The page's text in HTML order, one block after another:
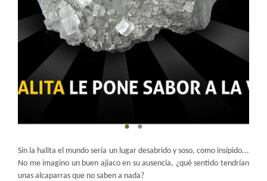
​Sin la halita el mundo sería un lugar desabrido y soso, como insípido...
No me imagino un buen ajiaco en su ausencia, ¿qué sentido tendrían
unas alcaparras que no saben a nada?